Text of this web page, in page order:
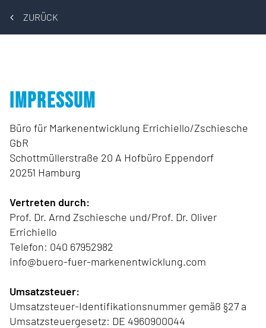
ZURÜCK
IMPRESSUM
Büro für Markenentwicklung Errichiello/Zschiesche
GbR
Schottmüllerstraße 20 A Hofbüro Eppendorf
20251 Hamburg
Vertreten durch:
Prof. Dr. Arnd Zschiesche und/Prof. Dr. Oliver
Errichiello
Telefon: 040 67952982
info@buero-fuer-markenentwicklung.com
Umsatzsteuer:
Umsatzsteuer-Identifikationsnummer gemäß §27 a
Umsatzsteuergesetz: DE 4960900044